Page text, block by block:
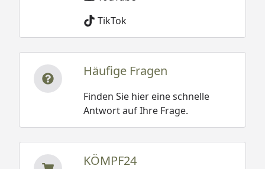
TikTok
Häufige Fragen
Finden Sie hier eine schnelle
Antwort auf Ihre Frage.
KÖMPF24